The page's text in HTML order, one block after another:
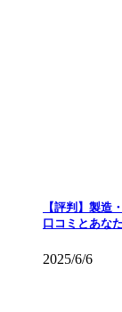
【評判】製造
口コミとあな
2025/6/6